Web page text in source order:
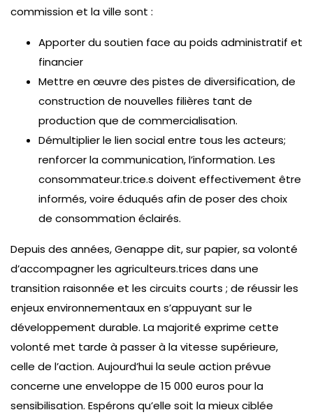
commission et la ville sont :
Apporter du soutien face au poids administratif et
financier
Mettre en œuvre des pistes de diversification, de
construction de nouvelles filières tant de
production que de commercialisation.
Démultiplier le lien social entre tous les acteurs;
renforcer la communication, l’information. Les
consommateur.trice.s doivent effectivement être
informés, voire éduqués afin de poser des choix
de consommation éclairés.
Depuis des années, Genappe dit, sur papier, sa volonté
d’accompagner les agriculteurs.trices dans une
transition raisonnée et les circuits courts ; de réussir les
enjeux environnementaux en s’appuyant sur le
développement durable. La majorité exprime cette
volonté met tarde à passer à la vitesse supérieure,
celle de l’action. Aujourd’hui la seule action prévue
concerne une enveloppe de 15 000 euros pour la
sensibilisation. Espérons qu’elle soit la mieux ciblée